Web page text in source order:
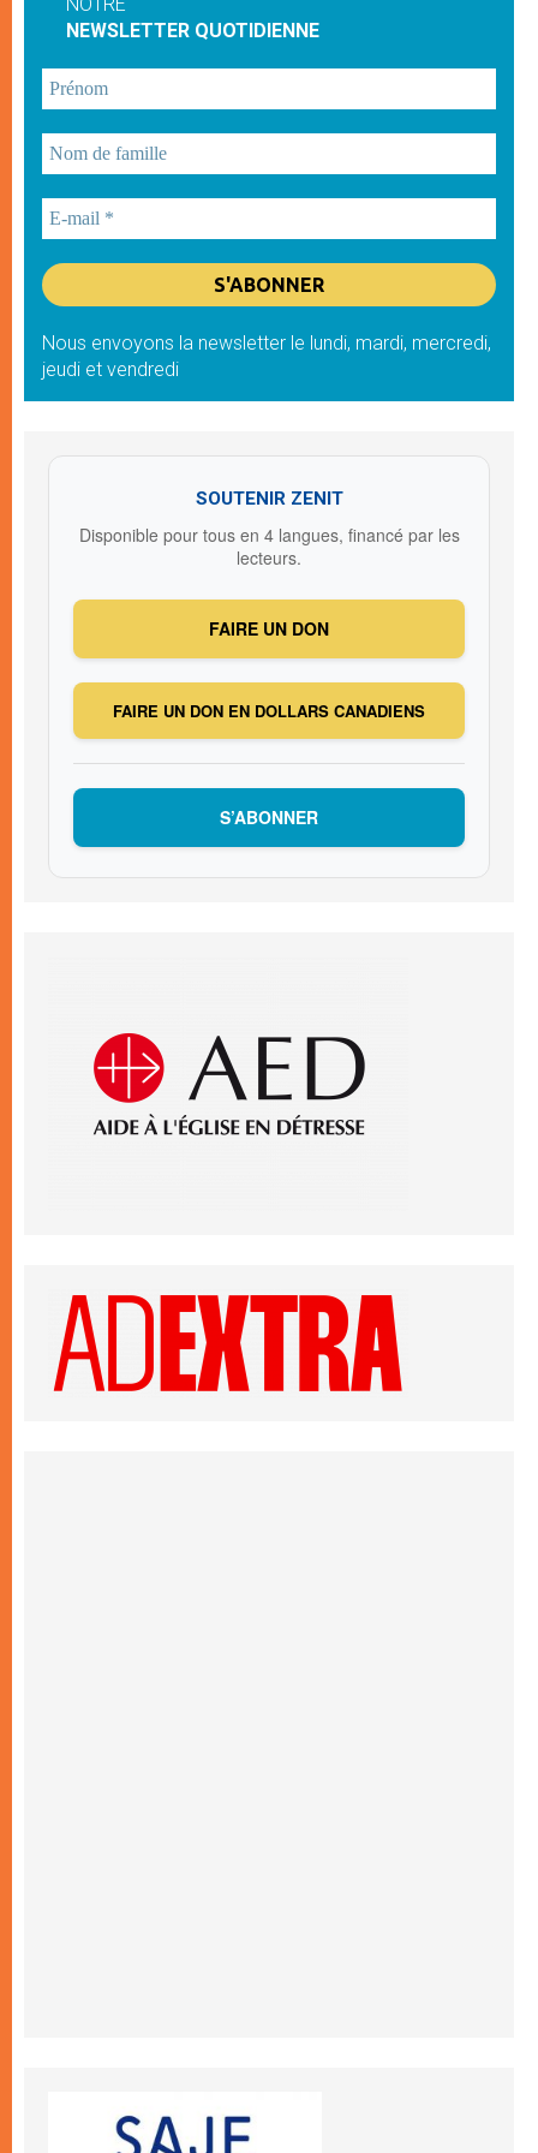
NEWSLETTER QUOTIDIENNE
Nous envoyons la newsletter le lundi, mardi, mercredi,
jeudi et vendredi
SOUTENIR ZENIT
Disponible pour tous en 4 langues, financé par les
lecteurs.
FAIRE UN DON
FAIRE UN DON EN DOLLARS CANADIENS
S’ABONNER